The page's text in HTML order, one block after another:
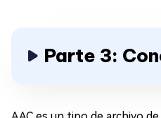
Parte 3: